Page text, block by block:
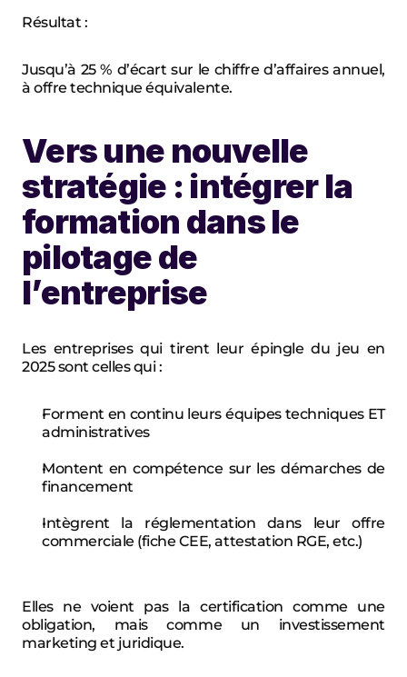
Résultat :
Jusqu’à 25 % d’écart sur le chiffre d’affaires annuel,
à offre technique équivalente.
Vers une nouvelle
stratégie : intégrer la
formation dans le
pilotage de
l’entreprise
Les entreprises qui tirent leur épingle du jeu en
2025 sont celles qui :
Forment en continu leurs équipes techniques ET
administratives
Montent en compétence sur les démarches de
financement
Intègrent la réglementation dans leur offre
commerciale (fiche CEE, attestation RGE, etc.)
Elles ne voient pas la certification comme une
obligation, mais comme un investissement
marketing et juridique.